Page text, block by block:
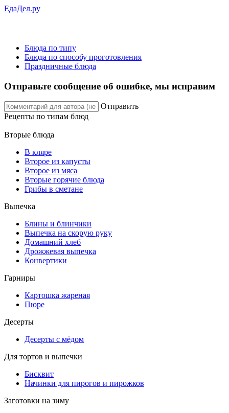
ЕдаДел.ру
Блюда по типу
Блюда по способу проготовления
Праздничные блюда
Отправьте сообщение об ошибке, мы исправим
Отправить
Рецепты по типам блюд
Вторые блюда
В кляре
Второе из капусты
Второе из мяса
Вторые горячие блюда
Грибы в сметане
Выпечка
Блины и блинчики
Выпечка на скорую руку
Домашний хлеб
Дрожжевая выпечка
Конвертики
Гарниры
Картошка жареная
Пюре
Десерты
Десерты с мёдом
Для тортов и выпечки
Бисквит
Начинки для пирогов и пирожков
Заготовки на зиму